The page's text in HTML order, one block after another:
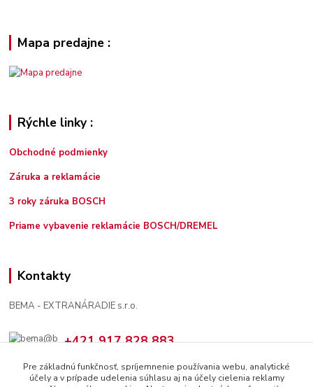
Mapa predajne :
Rýchle linky :
Obchodné podmienky
Záruka a reklamácie
3 roky záruka BOSCH
Priame vybavenie reklamácie BOSCH/DREMEL
Kontakty
BEMA - EXTRANÁRADIE s.r.o.
+421 917 828 883
bema@bema.sk
Pre základnú funkčnosť, spríjemnenie používania webu, analytické
účely a v prípade udelenia súhlasu aj na účely cielenia reklamy